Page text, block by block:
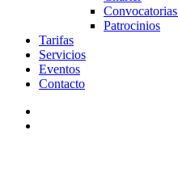
Patrocinios
Tarifas
Servicios
Eventos
Contacto